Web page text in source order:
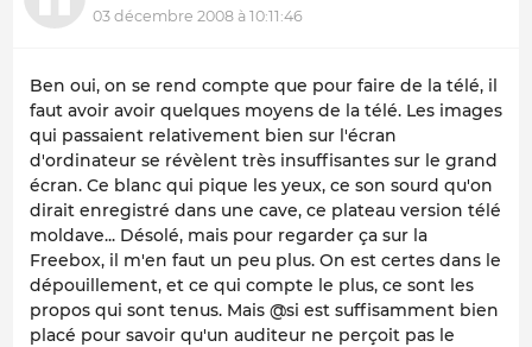
03 décembre 2008 à 10:11:46
Ben oui, on se rend compte que pour faire de la télé, il
faut avoir avoir quelques moyens de la télé. Les images
qui passaient relativement bien sur l'écran
d'ordinateur se révèlent très insuffisantes sur le grand
écran. Ce blanc qui pique les yeux, ce son sourd qu'on
dirait enregistré dans une cave, ce plateau version télé
moldave... Désolé, mais pour regarder ça sur la
Freebox, il m'en faut un peu plus. On est certes dans le
dépouillement, et ce qui compte le plus, ce sont les
propos qui sont tenus. Mais @si est suffisamment bien
placé pour savoir qu'un auditeur ne perçoit pas le